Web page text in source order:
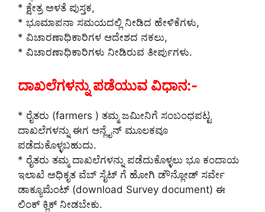
* ಕ್ಷೇತ್ರ ಅಳತೆ ಪುಸ್ತಕ,
* ಭೂಮಾಪನಾ ಸಮಯದಲ್ಲಿ ನೀಡಿದ ಹೇಳಿಕೆಗಳು,
* ವಿಚಾರಣಾಧಿಕಾರಿಗಳ ಆದೇಶದ ನಕಲು,
* ವಿಚಾರಣಾಧಿಕಾರಿಗಳು ನೀಡಿರುವ ತೀರ್ಪುಗಳು.
ದಾಖಲೆಗಳನ್ನು ಪಡೆಯುವ ವಿಧಾನ:-
* ರೈತರು (farmers ) ತಮ್ಮ ಜಮೀನಿಗೆ ಸಂಬಂಧಪಟ್ಟ
ದಾಖಲೆಗಳನ್ನು ಈಗ ಆನ್ಲೈನ್ ಮೂಲಕವೂ
ಪಡೆದುಕೊಳ್ಳಬಹುದು.
* ರೈತರು ತಮ್ಮ ದಾಖಲೆಗಳನ್ನು ಪಡೆದುಕೊಳ್ಳಲು ಭೂ ಕಂದಾಯ
ಇಲಾಖೆ ಅಧಿಕೃತ ವೆಬ್ ಸೈಟ್ ಗೆ ಹೋಗಿ ಡೌನ್ಲೋಡ್ ಸರ್ವೇ
ಡಾಕ್ಯೂಮೆಂಟ್ (download Survey document) ಈ
ಲಿಂಕ್ ಕ್ಲಿಕ್ ನೀಡಬೇಕು.